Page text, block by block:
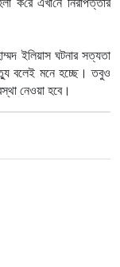
ইলিয়াস ঘটনার সত্যতা
বলেই মনে হচ্ছে। তবুও
নেওয়া হবে।